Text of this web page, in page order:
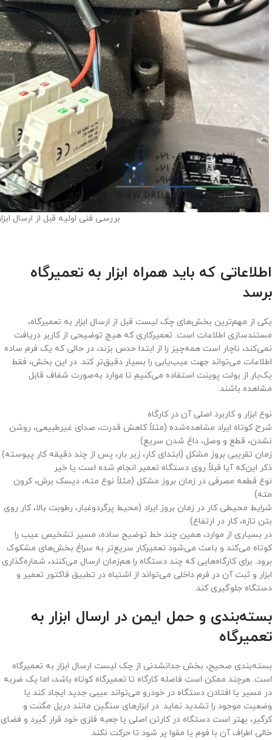
بررسی فنی اولیه قبل از ارسال
اطلاعاتی که باید همراه ابزار به تعمیرگاه
برسد
یکی از مهم‌ترین بخش‌های چک لیست قبل از ارسال ابزار به تعمیرگاه،
مستندسازی اطلاعات است. تعمیرکاری که هیچ توضیحی از کاربر دریافت
نمی‌کند، ناچار است همه‌چیز را از ابتدا حدس بزند، در حالی که یک فرم ساده
اطلاعات می‌تواند جهت عیب‌یابی را بسیار دقیق‌تر کند. در این بخش، فقط
یک‌بار از بولت پوینت استفاده می‌کنیم تا موارد به‌صورت شفاف قابل
مشاهده باشند:
نوع ابزار و کاربرد اصلی آن در کارگاه
شرح کوتاه ایراد مشاهده‌شده (مثلاً کاهش قدرت، صدای غیرطبیعی، روشن
نشدن، قطع و وصل، داغ شدن سریع)
زمان تقریبی بروز مشکل (ابتدای کار، زیر بار، پس از چند دقیقه کار پیوسته)
ذکر این‌که آیا قبلاً روی دستگاه تعمیر انجام شده است یا خیر
نوع قطعه مصرفی در زمان بروز مشکل (مثلاً نوع مته، دیسک برش، کرون
مته)
شرایط محیطی کار در زمان بروز ایراد (محیط پرگردوغبار، رطوبت بالا، کار روی
بتن تازه، کار در ارتفاع)
در بسیاری از موارد، همین چند خط توضیح ساده، مسیر تشخیص عیب را
کوتاه می‌کند و باعث می‌شود تعمیرکار سریع‌تر به سراغ بخش‌های مشکوک
برود. برای کارگاه‌هایی که چند دستگاه را هم‌زمان ارسال می‌کنند، شماره‌گذاری
ابزار و ثبت آن در فرم داخلی می‌تواند از اشتباه در تطبیق فاکتور تعمیر و
دستگاه جلوگیری کند.
بسته‌بندی و حمل ایمن در ارسال ابزار به
تعمیرگاه
بسته‌بندی صحیح، بخش جدانشدنی از چک لیست ارسال ابزار به تعمیرگاه
است. هرچند ممکن است فاصله کارگاه تا تعمیرگاه کوتاه باشد، اما یک ضربه
در مسیر یا افتادن دستگاه در خودرو می‌تواند عیبی جدید ایجاد کند یا
وضعیت موجود را تشدید نماید. در ابزارهای سنگین مانند دریل مگنت و
کرگیر، بهتر است دستگاه در کارتن اصلی یا جعبه فلزی خود قرار گیرد و فضای
خالی اطراف آن با فوم یا مقوا پر شود تا حرکت نکند.